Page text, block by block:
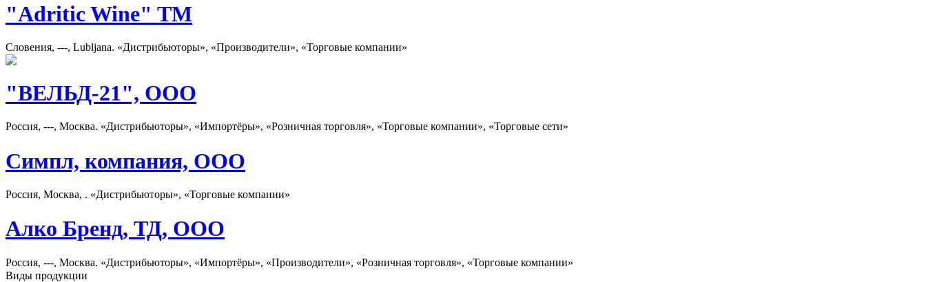
"Adritic Wine" TM
Словения, ---, Lubljana. «Дистрибьюторы», «Производители», «Торговые компании»
"ВЕЛЬД-21", ООО
Россия, ---, Москва. «Дистрибьюторы», «Импортёры», «Розничная торговля», «Торговые компании», «Торговые сети»
Симпл, компания, ООО
Россия, Москва, . «Дистрибьюторы», «Торговые компании»
Алко Бренд, ТД, ООО
Россия, ---, Москва. «Дистрибьюторы», «Импортёры», «Производители», «Розничная торговля», «Торговые компании»
Виды продукции